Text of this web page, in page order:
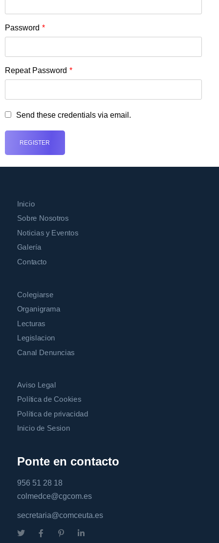
Password *
Repeat Password *
Send these credentials via email.
Inicio
Sobre Nosotros
Noticias y Eventos
Galería
Contacto
Colegiarse
Organigrama
Lecturas
Legislacion
Canal Denuncias
Aviso Legal
Política de Cookies
Política de privacidad
Inicio de Sesion
Ponte en contacto
956 51 28 18
colmedce@cgcom.es
secretaria@comceuta.es